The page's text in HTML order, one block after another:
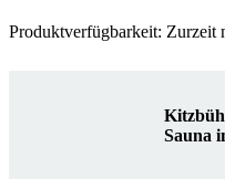
Produktverfügbarkeit: Zurzeit
Sauna